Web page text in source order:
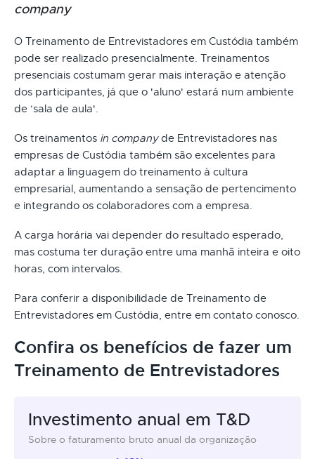
company
O Treinamento de Entrevistadores em Custódia também
pode ser realizado presencialmente. Treinamentos
presenciais costumam gerar mais interação e atenção
dos participantes, já que o 'aluno' estará num ambiente
de ‘sala de aula'.
Os treinamentos in companyde Entrevistadores nas
empresas de Custódia também são excelentes para
adaptar a linguagem do treinamento à cultura
empresarial, aumentando a sensação de pertencimento
e integrando os colaboradores com a empresa.
A carga horária vai depender do resultado esperado,
mas costuma ter duração entre uma manhã inteira e oito
horas, com intervalos.
Para conferir a disponibilidade de Treinamento de
Entrevistadores em Custódia, entre em contato conosco.
Confira os benefícios de fazer um
Treinamento de Entrevistadores
Investimento anual em T&D
Sobre o faturamento bruto anual da organização